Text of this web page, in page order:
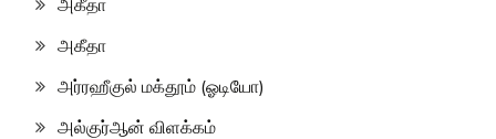
அகீதா
அகீதா
அர்ரஹீகுல் மக்தூம் (ஓடியோ)
அல்குர்ஆன் விளக்கம்